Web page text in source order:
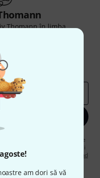
am dori să vă
Thomann în limba
câștiga unul dintre
Thomann
de acord să primiți publicitate
moment. Puteți găsi informații
înregulamentul nostru privind